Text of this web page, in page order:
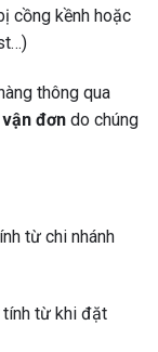
cồng kềnh hoặc
thông qua
đơn do chúng
từ chi nhánh
tính từ khi đặt